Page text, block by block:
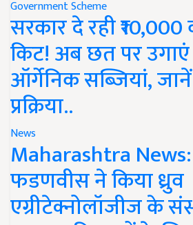
Government Scheme
सरकार दे रही ₹10,000
किट! अब छत पर उगाएं
ऑर्गेनिक सब्जियां,
प्रक्रिया..
News
Maharashtra
फडणवीस ने किया ध्रुव
एग्रीटेक्नोलॉजीज के